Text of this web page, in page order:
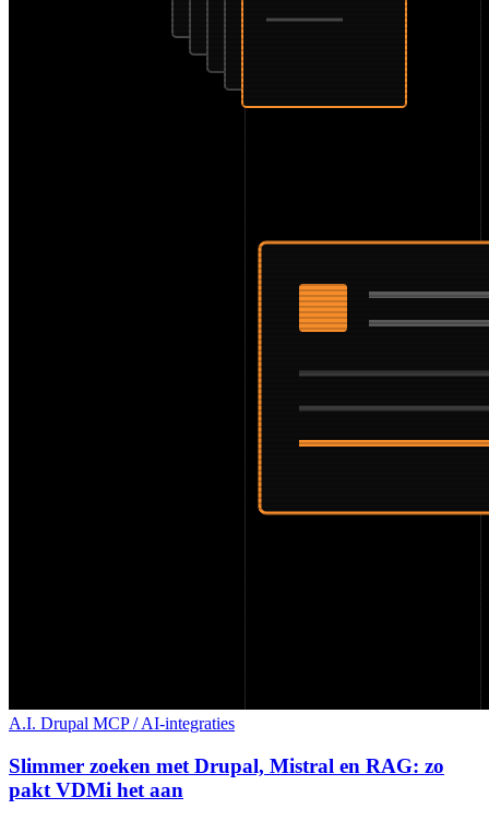
A.I. Drupal MCP / AI-integraties
Slimmer zoeken met Drupal, Mistral en RAG: zo
pakt VDMi het aan